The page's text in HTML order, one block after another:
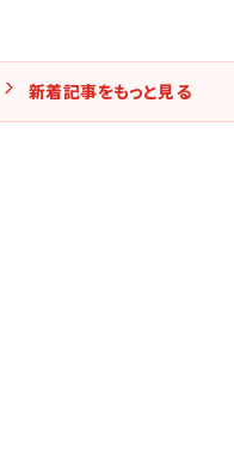
新着記事をもっと見る